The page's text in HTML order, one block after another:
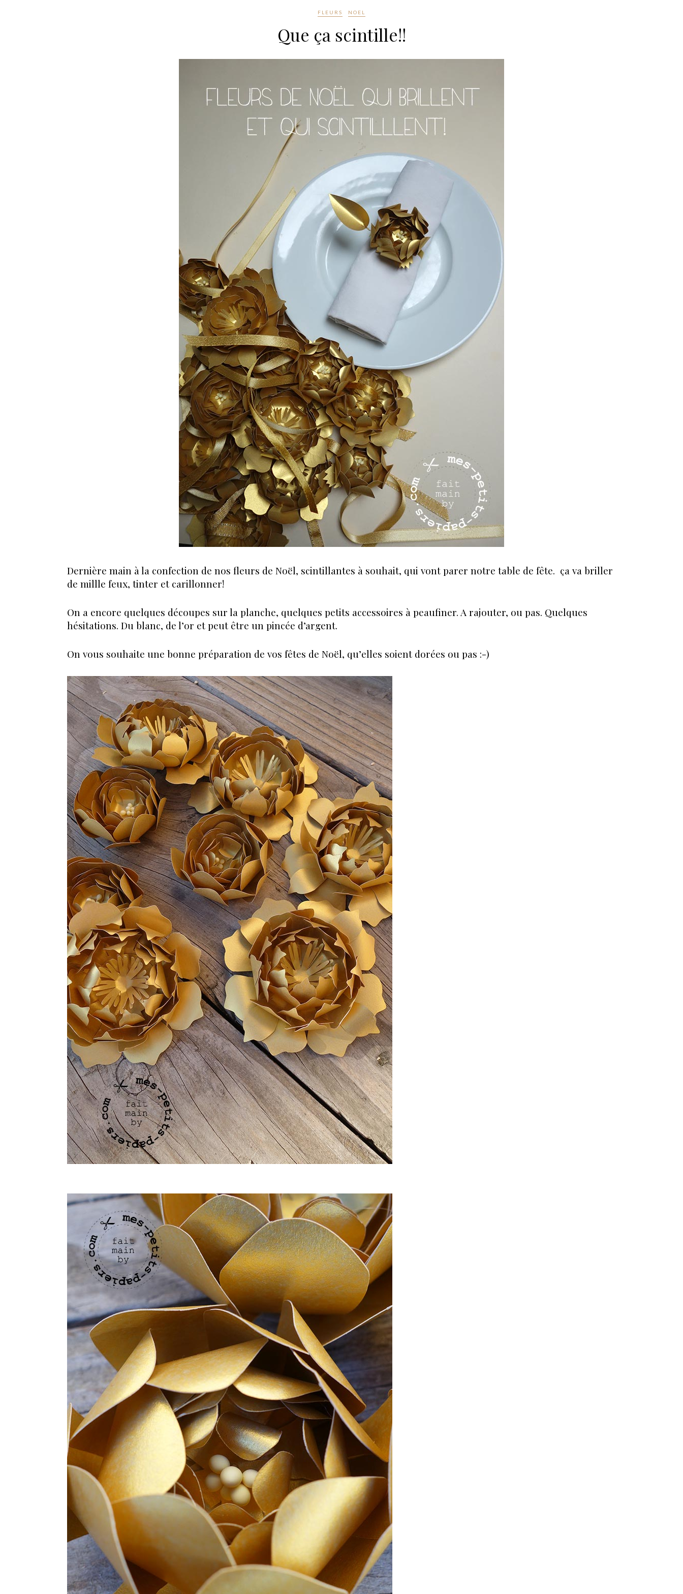
FLEURS NOEL
Que ça scintille!!
Dernière main à la confection de nos fleurs de Noël, scintillantes à souhait, qui vont parer notre table de fête. ça va briller
de millle feux, tinter et carillonner!
On a encore quelques découpes sur la planche, quelques petits accessoires à peaufiner. A rajouter, ou pas. Quelques
hésitations. Du blanc, de l’or et peut être un pincée d’argent.
On vous souhaite une bonne préparation de vos fêtes de Noël, qu’elles soient dorées ou pas :-)